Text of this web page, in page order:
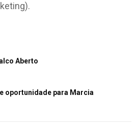
Aberto
oportunidade para Marcia